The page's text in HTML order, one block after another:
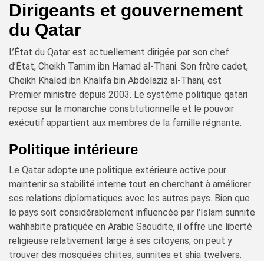
Dirigeants et gouvernement
du Qatar
L’État du Qatar est actuellement dirigée par son chef
d’État, Cheikh Tamim ibn Hamad al-Thani. Son frère cadet,
Cheikh Khaled ibn Khalifa bin Abdelaziz al-Thani, est
Premier ministre depuis 2003. Le système politique qatari
repose sur la monarchie constitutionnelle et le pouvoir
exécutif appartient aux membres de la famille régnante.
Politique intérieure
Le Qatar adopte une politique extérieure active pour
maintenir sa stabilité interne tout en cherchant à améliorer
ses relations diplomatiques avec les autres pays. Bien que
le pays soit considérablement influencée par l'Islam sunnite
wahhabite pratiquée en Arabie Saoudite, il offre une liberté
religieuse relativement large à ses citoyens; on peut y
trouver des mosquées chiites, sunnites et shia twelvers.